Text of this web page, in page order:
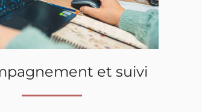
et suivi